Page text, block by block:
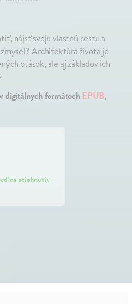
nájsť svoju vlastnú cestu a
Architektúra života je
otázok, ale aj základov ich
digitálnych formátoch EPUB,
na stiahnutie